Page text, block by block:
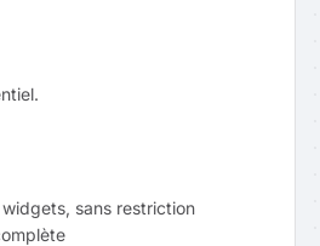
sans restriction